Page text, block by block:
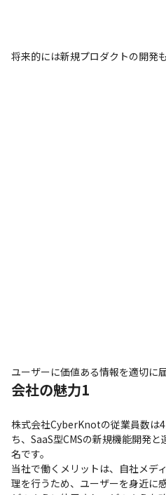
将来的には新規プロダクトの開発
ユーザーに価値ある情報を適切に
会社の魅力1
株式会社CyberKnotの従業員数は
ち、SaaS型CMSの新規機能開発
名です。
当社で働くメリットは、自社メデ
理を行うため、ユーザーを身近に